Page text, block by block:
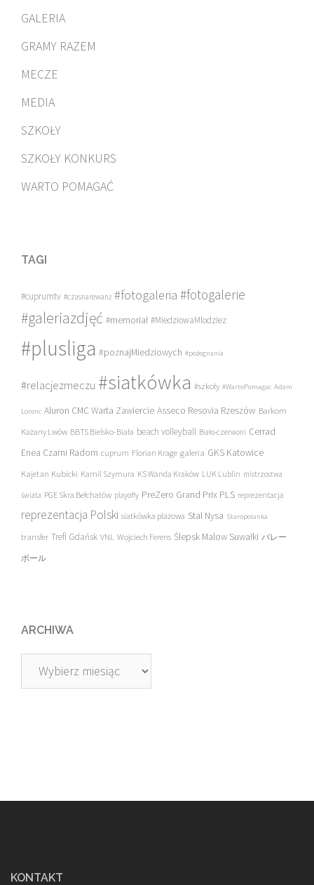
GALERIA
GRAMY RAZEM
MECZE
MEDIA
SZKOŁY
SZKOŁY KONKURS
WARTO POMAGAĆ
TAGI
#cuprumtv #czasnarewanż #fotogaleria #fotogalerie
#galeriazdjęć #memoriał #MiedziowaMlodziez
#plusliga #poznajMiedziowych #pożegnania
#relacjezmeczu #siatkówka #szkoły #WartoPomagac Adam
Lorenc Aluron CMC Warta Zawiercie Asseco Resovia Rzeszów Barkom
Każany Lwów BBTS Bielsko-Biała beach volleyball Biało-czerwoni Cerrad
Enea Czarni Radom cuprum Florian Krage galeria GKS Katowice
Kajetan Kubicki Kamil Szymura KS Wanda Kraków LUK Lublin mistrzostwa
świata PGE Skra Bełchatów playoffy PreZero Grand Prix PLS reprezentacja
reprezentacja Polski siatkówka plażowa Stal Nysa Staropolanka
transfer Trefl Gdańsk VNL Wojciech Ferens Ślepsk Malow Suwałki バレー
ボール
ARCHIWA
Archiwa
KONTAKT